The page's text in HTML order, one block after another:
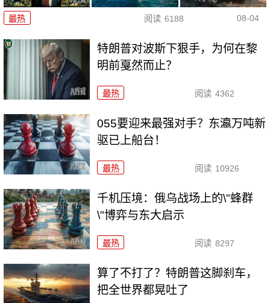
最热 阅读 6188 08-04
特朗普对波斯下狠手，为何在黎
明前戛然而止？
最热 阅读 4362
055要迎来最强对手？东瀛万吨新
驱已上船台！
最热 阅读 10926
千机压境：俄乌战场上的\"蜂群
\"博弈与东大启示
最热 阅读 8297
算了不打了？特朗普这脚刹车，
把全世界都晃吐了